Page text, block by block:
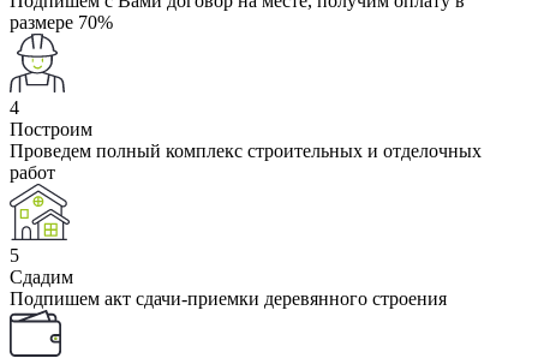
размере 70%
4
Построим
Проведем полный комплекс строительных и отделочных
работ
5
Сдадим
Подпишем акт сдачи-приемки деревянного строения